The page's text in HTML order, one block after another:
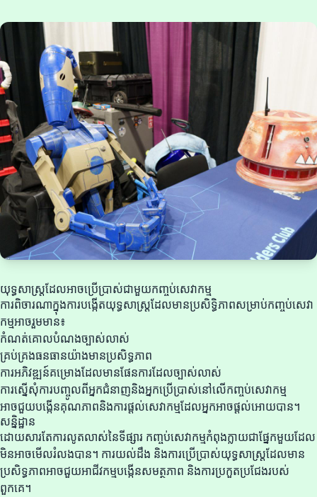
យុទ្ធសាស្ត្រដែលអាចប្រើប្រាស់ជាមួយកញ្ចប់សេវាកម្ម
ការពិចារណាក្នុងការបង្កើតយុទ្ធសាស្ត្រដែលមានប្រសិទ្ធិភាពសម្រាប់កញ្ចប់សេវា
កម្មអាចរួមមាន៖
កំណត់គោលបំណងច្បាស់លាស់
គ្រប់គ្រងធនធានយ៉ាងមានប្រសិទ្ធភាព
ការអភិវឌ្ឍន៍គម្រោងដែលមានផែនការដែលច្បាស់លាស់
ការស្នើសុំការបញ្ចូលពីអ្នកជំនាញនិងអ្នកប្រើប្រាស់នៅលើកញ្ចប់សេវាកម្ម
អាចជួយបង្កើនគុណភាពនិងការផ្តល់សេវាកម្មដែលអ្នកអាចផ្តល់អោយបាន។
សន្និដ្ឋាន
ដោយសារតែការលូតលាស់នៃទីផ្សារ កញ្ចប់សេវាកម្មកំពុងក្លាយជាផ្នែកមួយដែល
មិនអាចមើលរំលងបាន។ ការយល់ដឹង និងការប្រើប្រាស់យុទ្ធសាស្ត្រដែលមាន
ប្រសិទ្ធភាពអាចជួយអាជីវកម្មបង្កើនសមត្ថភាព និងការប្រកួតប្រជែងរបស់
ពួកគេ។